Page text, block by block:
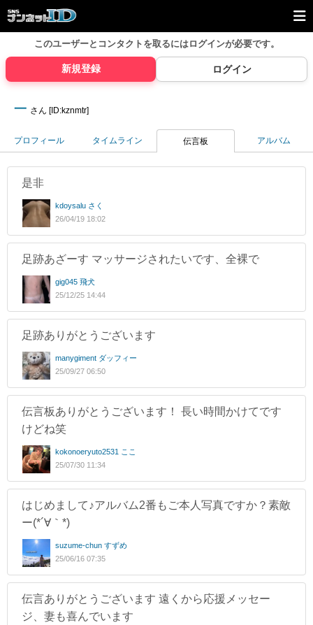
このユーザーとコンタクトを取るにはログインが必要です。
新規登録 ログイン
一 さん [ID:kznmtr]
プロフィール タイムライン 伝言板 アルバム
是非
kdoysalu さく
26/04/19 18:02
足跡あざーす マッサージされたいです、全裸で
gig045 飛犬
25/12/25 14:44
足跡ありがとうございます
manygiment ダッフィー
25/09/27 06:50
伝言板ありがとうございます！ 長い時間かけてです
けどね笑
kokonoeryuto2531 ここ
25/07/30 11:34
はじめまして♪アルバム2番もご本人写真ですか？素敵
ー(*´∀｀*)
suzume-chun すずめ
25/06/16 07:35
伝言ありがとうございます 遠くから応援メッセー
ジ、妻も喜んでいます